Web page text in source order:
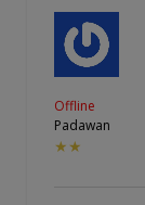
Offline
Padawan
★★